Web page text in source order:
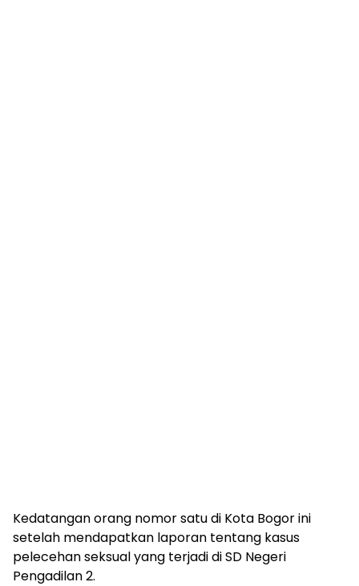
Kedatangan orang nomor satu di Kota Bogor ini
setelah mendapatkan laporan tentang kasus
pelecehan seksual yang terjadi di SD Negeri
Pengadilan 2.